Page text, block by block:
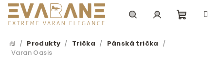
Přejít
na
obsah
Domů
/ Produkty / Trička / Pánská trička /
Varan Oasis